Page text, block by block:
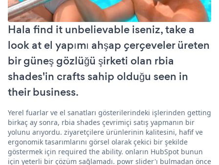
Hala find it unbelievable iseniz, take a
look at el yapımı ahşap çerçeveler üreten
bir güneş gözlüğü şirketi olan rbia
shades'in crafts sahip olduğu seen in
their business.
Yerel fuarlar ve el sanatları gösterilerindeki işlerinden getting
birkaç ay sonra, rbia shades çevrimiçi satış yapmanın bir
yolunu arıyordu. ziyaretçilere ürünlerinin kalitesini, hafif ve
ergonomik tasarımlarını görsel olarak çekici bir şekilde
göstermek için required the ability. onların HubSpot bunun
için yeterli bir çözüm sağlamadı. powr slider'ı bulmadan önce